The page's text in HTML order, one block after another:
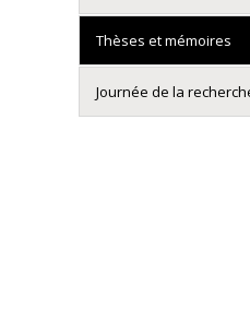
Thèses et mémoires
Journée de la